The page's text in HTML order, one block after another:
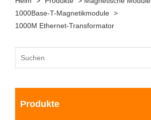
1000Base-T-Magnetikmodule >
1000M Ethernet-Transformator
Produkte